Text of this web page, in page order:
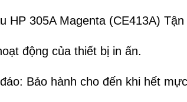
HP 305A Magenta (CE413A)
động của thiết bị in ấn.
Bảo hành cho đến khi hết